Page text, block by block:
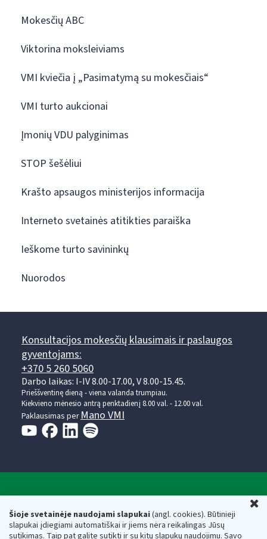
Šioje svetainėje naudojami slapukai(angl. cookies). Būtinieji
slapukai įdiegiami automatiškai ir jiems nėra reikalingas Jūsų
sutikimas. Taip pat galite sutikti ir su kitų slapukų naudojimu. Savo
Mokesčių ABC
Viktorina moksleiviams
VMI kviečia į „Pasimatymą su mokesčiais“
VMI turto aukcionai
Įmonių VDU palyginimas
STOP šešėliui
Krašto apsaugos ministerijos informacija
Interneto svetainės atitikties paraiška
Ieškome turto savininkų
Nuorodos
Konsultacijos mokesčių klausimais ir paslaugos
gyventojams:
+370 5 260 5060
Darbo laikas: I-IV 8.00-17.00, V 8.00-15.45.
Prieššventinę dieną - viena valanda trumpiau.
Kiekvieno mėnesio antrą penktadienį 8.00 val. - 12.00 val.
Paklausimas per Mano VMI
Respublikos finansų ministerijos
Biudžetinė įstaiga. Juridinio asmens kodas — 188659752,